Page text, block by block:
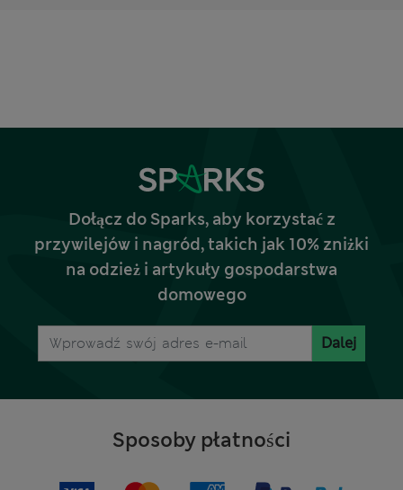
Dołącz do Sparks, aby korzystać z
przywilejów i nagród, takich jak 10% zniżki
na odzież i artykuły gospodarstwa
domowego
Dalej
Sposoby płatności